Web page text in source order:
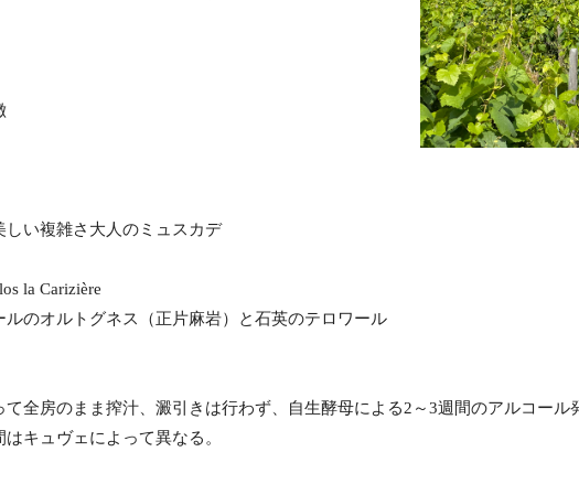
い複雑さ大人のミュスカデ
la Carizière
オルトグネス（正片麻岩）と石英のテロワール
全房のまま搾汁、澱引きは行わず、自生酵母による2～3週間のアルコール
キュヴェによって異なる。